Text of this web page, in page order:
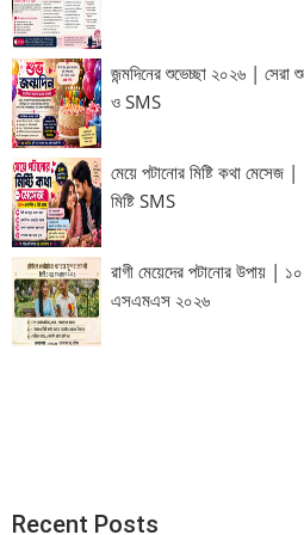
জন্মদিনের শুভেচ্ছা ২০২৬ | সেরা
ও SMS
মেয়ে পটানোর মিষ্টি কথা মেসেজ
মিষ্টি SMS
রাগী মেয়েদের পটানোর উপায় |
এসএমএস ২০২৬
Recent Posts